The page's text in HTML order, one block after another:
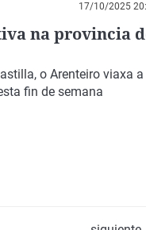
17/10/2025
na provincia
o Arenteiro viaxa a
fin de semana